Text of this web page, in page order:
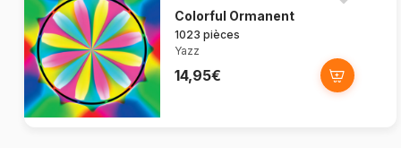
Colorful Ormanent
1023 pièces
Yazz
14,95€